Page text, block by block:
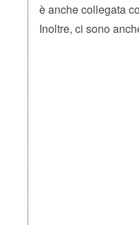
è anche collegata
Inoltre, ci sono